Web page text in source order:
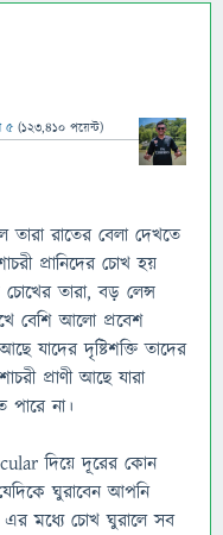
৫ (123,410 পয়েন্ট)
তারা রাতের বেলা দেখতে
প্রানিদের চোখ হয়
তারা, বড় লেন্স
বেশি আলো প্রবেশ
যাদের দৃষ্টিশক্তি তাদের
প্রাণী আছে যারা
পারে না।
দিয়ে দূরের কোন
ঘুরাবেন আপনি
মধ্যে চোখ ঘুরালে সব